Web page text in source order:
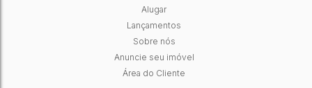
São Paulo,São Paulo
Alugar
Lançamentos
Sobre nós
Anuncie seu imóvel
Área do Cliente